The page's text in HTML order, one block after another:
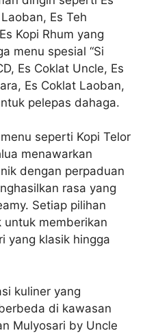
Es Teh
Kopi Rhum yang
menu spesial “Si
Es Coklat Uncle, Es
Es Coklat Laoban,
pelepas dahaga.
seperti Kopi Telor
menawarkan
dengan perpaduan
rasa yang
Setiap pilihan
untuk memberikan
yang klasik hingga
kuliner yang
di kawasan
Mulyosari by Uncle